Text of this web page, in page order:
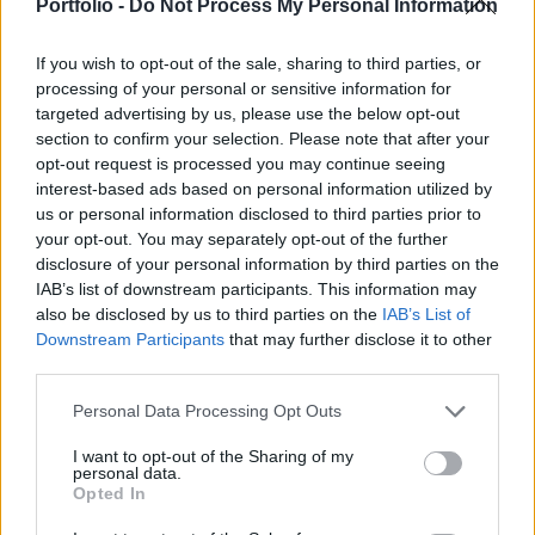
Portfolio - Do Not Process My Personal Information
If you wish to opt-out of the sale, sharing to third parties, or
processing of your personal or sensitive information for
targeted advertising by us, please use the below opt-out
section to confirm your selection. Please note that after your
opt-out request is processed you may continue seeing
interest-based ads based on personal information utilized by
us or personal information disclosed to third parties prior to
your opt-out. You may separately opt-out of the further
disclosure of your personal information by third parties on the
IAB’s list of downstream participants. This information may
also be disclosed by us to third parties on the IAB’s List of
Downstream Participants that may further disclose it to other
Personal Data Processing Opt Outs
I want to opt-out of the Sharing of my
personal data.
Opted In
Ma tette közzé a General Motors a harmadik negyedéves
gyorsjelentését. Az autógyártó 39,3 milliárd dolláros
árbevételről számolt be, mely minimálisan elmarad az
elemzők által várttól, az egyszeri tételek nélkül számított
EPS ugyanakkor minimálisan jobb lett, mint amire a
szakértők számítottak.A társaság az előző év azonos
időszakához képest 1 százalékkal növelni...
KEDVES OLVASÓNK!
A keresett cikk a portfolio.hu hírarchívumához
tartozik, melynek olvasása előfizetéses
Az előfizetés a következőket tartalmazza: